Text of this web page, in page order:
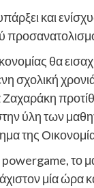
και
θα
σχολική
ύλη των
της
το
μία ώρα